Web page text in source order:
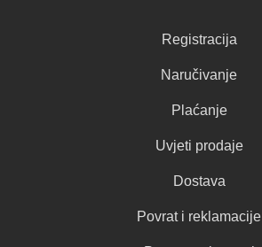
Registracija
Naručivanje
Plaćanje
Uvjeti prodaje
Dostava
Povrat i reklamacije